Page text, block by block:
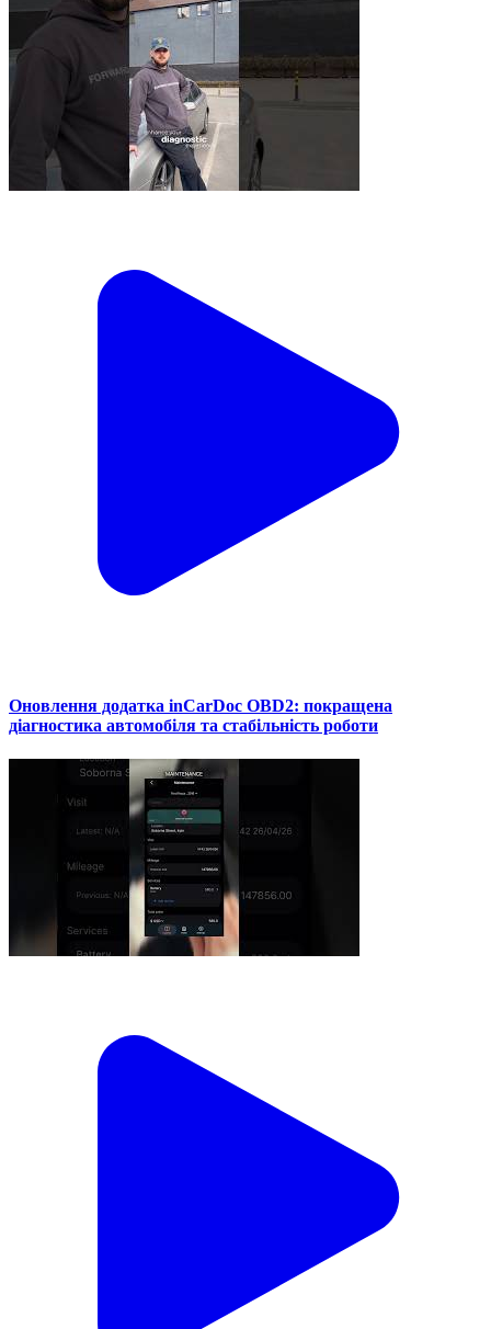
Оновлення додатка inCarDoc OBD2: покращена
діагностика автомобіля та стабільність роботи